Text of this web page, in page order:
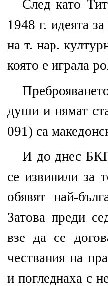
След като
1948 г. идеята
на т. нар.
която е играла
души и нямат
091) са
И до днес
се извинили за
обявят най-
Затова преди
взе да се
чествания на
и погледнаха с